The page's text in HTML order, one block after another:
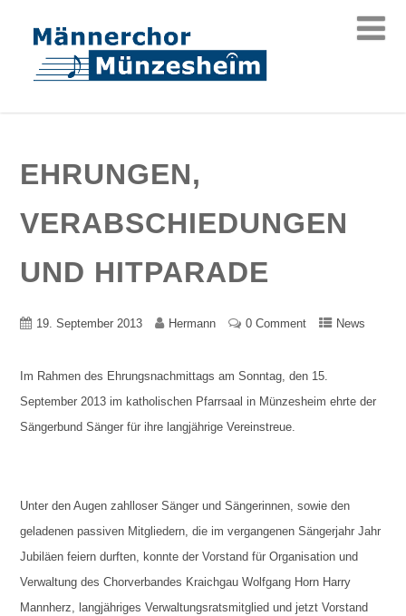
EHRUNGEN,
VERABSCHIEDUNGEN
UND HITPARADE
19. September 2013 Hermann 0 Comment News
Im Rahmen des Ehrungsnachmittags am Sonntag, den 15.
September 2013 im katholischen Pfarrsaal in Münzesheim ehrte der
Sängerbund Sänger für ihre langjährige Vereinstreue.
Unter den Augen zahlloser Sänger und Sängerinnen, sowie den
geladenen passiven Mitgliedern, die im vergangenen Sängerjahr Jahr
Jubiläen feiern durften, konnte der Vorstand für Organisation und
Verwaltung des Chorverbandes Kraichgau Wolfgang Horn Harry
Mannherz, langjähriges Verwaltungsratsmitglied und jetzt Vorstand